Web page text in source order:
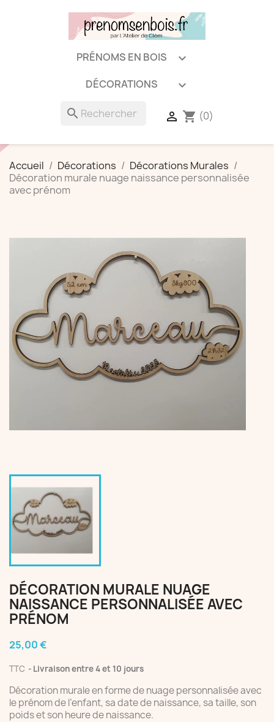

PRÉNOMS EN BOIS

DÉCORATIONS
search  shopping_cart (0)
Accueil Décorations
Décorations Murales
Décoration murale nuage naissance personnalisée
avec prénom
DÉCORATION MURALE NUAGE
NAISSANCE PERSONNALISÉE AVEC
PRÉNOM
25,00 €
TTC Livraison entre 4 et 10 jours
Décoration murale en forme de nuage personnalisée avec
le prénom de l’enfant, sa date de naissance, sa taille, son
poids et son heure de naissance.